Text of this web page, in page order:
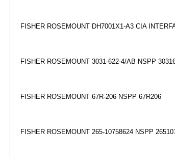
FISHER ROSEMOUNT DH7001X1-A3 CIA
FISHER ROSEMOUNT 3031-622-4/AB NSPP
FISHER ROSEMOUNT 67R-206 NSPP 67R206
FISHER ROSEMOUNT 265-10758624 NSPP